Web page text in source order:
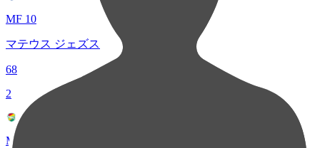
MF 10
マテウス ジェズス
68
2
MF 14